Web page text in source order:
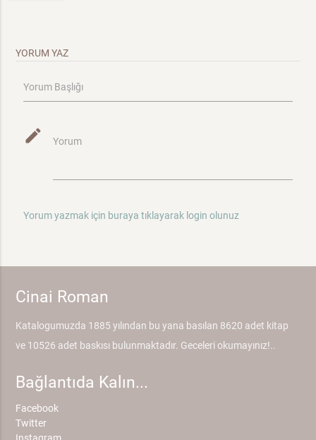
YORUM YAZ
Yorum Başlığı
mode_edit Yorum
Yorum yazmak için buraya tıklayarak login olunuz
Cinai Roman
Katalogumuzda 1885 yılından bu yana basılan 8620 adet kitap
ve 10526 adet baskısı bulunmaktadır. Geceleri okumayınız!..
Bağlantıda Kalın...
Facebook
Twitter